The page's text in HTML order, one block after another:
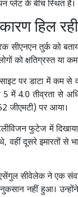
प्लेट के बीच स्थित है।
हिल
सीएनएन तुर्क को
को क्षतिग्रस्त या
पर डाटा में कम
5 में 4.0 तीव्रता से
जीएमटी) पर आया।
फुटेज में
वहीं दूसरे इमारतों
सीवेलेक ने एक
नहीं हुआ।